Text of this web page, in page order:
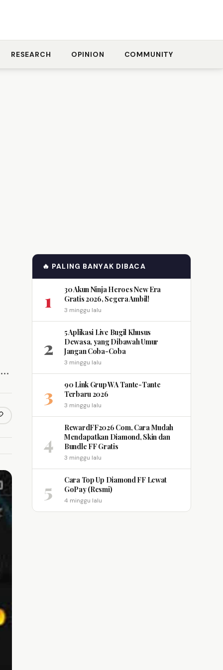
RESEARCH OPINION COMMUNITY
link
🔥 PALING BANYAK DIBACA
1
30 Akun Ninja Heroes New Era
Gratis 2026, Segera Ambil!
3 minggu lalu
2
5 Aplikasi Live Bugil Khusus
Dewasa, yang Dibawah Umur
Jangan Coba-Coba
3 minggu lalu
3
90 Link Grup WA Tante-Tante
Terbaru 2026
3 minggu lalu
4
RewardFF2026 Com, Cara Mudah
Mendapatkan Diamond, Skin dan
Bundle FF Gratis
3 minggu lalu
5
Cara Top Up Diamond FF Lewat
GoPay (Resmi)
4 minggu lalu